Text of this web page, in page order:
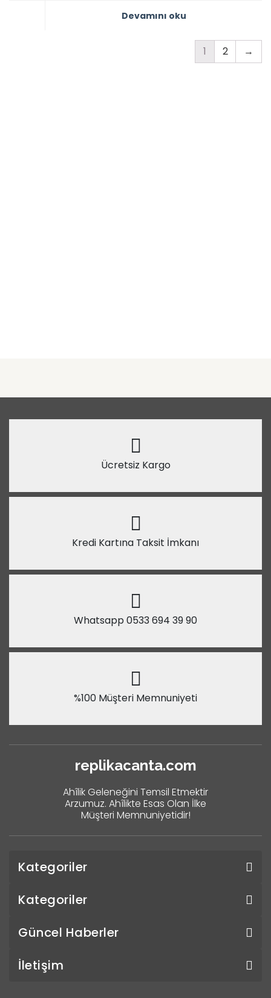
Devamını oku
1 2 →
Ücretsiz Kargo
Kredi Kartına Taksit İmkanı
Whatsapp 0533 694 39 90
%100 Müşteri Memnuniyeti
replikacanta.com
Ahîlik Geleneğini Temsil Etmektir
Arzumuz. Ahîlikte Esas Olan İlke
Müşteri Memnuniyetidir!
Kategoriler
Kategoriler
Güncel Haberler
İletişim